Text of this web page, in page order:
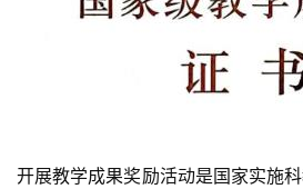
开展教学成果奖励活动是国家实施